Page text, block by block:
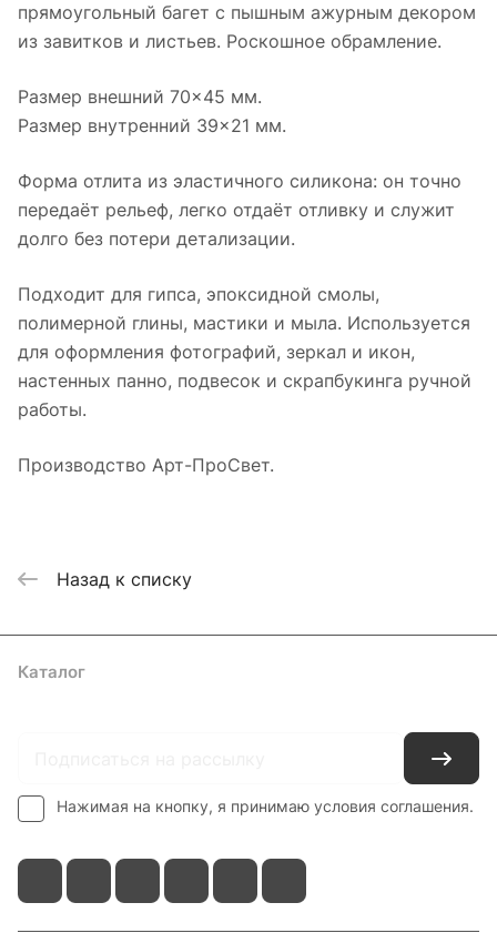
прямоугольный багет с пышным ажурным декором
из завитков и листьев. Роскошное обрамление.
Размер внешний 70×45 мм.
Размер внутренний 39×21 мм.
Форма отлита из эластичного силикона: он точно
передаёт рельеф, легко отдаёт отливку и служит
долго без потери детализации.
Подходит для гипса, эпоксидной смолы,
полимерной глины, мастики и мыла. Используется
для оформления фотографий, зеркал и икон,
настенных панно, подвесок и скрапбукинга ручной
работы.
Производство Арт-ПроСвет.
Назад к списку
Каталог
Нажимая на кнопку, я принимаю условия соглашения.